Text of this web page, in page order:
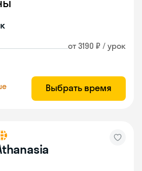
от 3190 ₽ / урок
Выбрать время